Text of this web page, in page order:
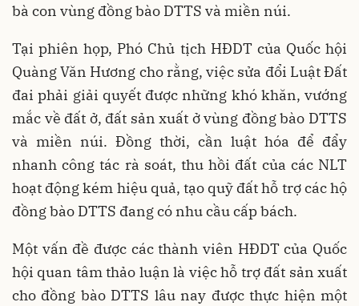
bà con vùng đồng bào DTTS và miền núi.
Tại phiên họp, Phó Chủ tịch HĐDT của Quốc hội
Quàng Văn Hương cho rằng, việc sửa đổi Luật Đất
đai phải giải quyết được những khó khăn, vướng
mắc về đất ở, đất sản xuất ở vùng đồng bào DTTS
và miền núi. Đồng thời, cần luật hóa để đẩy
nhanh công tác rà soát, thu hồi đất của các NLT
hoạt động kém hiệu quả, tạo quỹ đất hỗ trợ các hộ
đồng bào DTTS đang có nhu cầu cấp bách.
Một vấn đề được các thành viên HĐDT của Quốc
hội quan tâm thảo luận là việc hỗ trợ đất sản xuất
cho đồng bào DTTS lâu nay được thực hiện một